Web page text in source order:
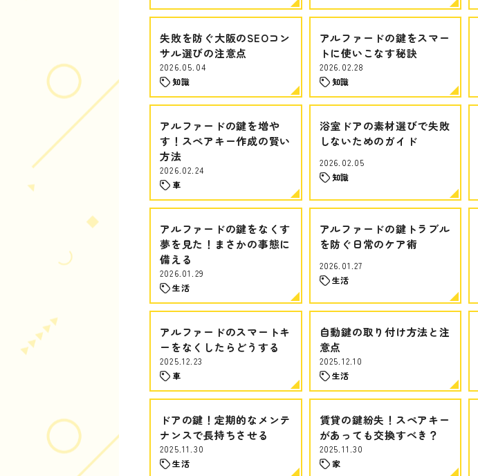
失敗を防ぐ大阪のSEOコン
サル選びの注意点
2026.05.04
知識
アルファードの鍵をスマー
トに使いこなす秘訣
2026.02.28
知識
アルファードの鍵を増や
す！スペアキー作成の賢い
方法
2026.02.24
車
浴室ドアの素材選びで失敗
しないためのガイド
2026.02.05
知識
アルファードの鍵をなくす
夢を見た！まさかの事態に
備える
2026.01.29
生活
アルファードの鍵トラブル
を防ぐ日常のケア術
2026.01.27
生活
アルファードのスマートキ
ーをなくしたらどうする
2025.12.23
車
自動鍵の取り付け方法と注
意点
2025.12.10
生活
ドアの鍵！定期的なメンテ
ナンスで長持ちさせる
2025.11.30
生活
賃貸の鍵紛失！スペアキー
があっても交換すべき？
2025.11.30
家